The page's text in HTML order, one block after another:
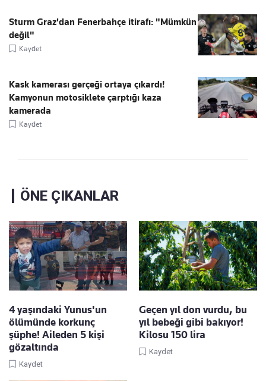
Sturm Graz'dan Fenerbahçe itirafı: "Mümkün
değil"
Kaydet
Kask kamerası gerçeği ortaya çıkardı!
Kamyonun motosiklete çarptığı kaza
kamerada
Kaydet
ÖNE ÇIKANLAR
4 yaşındaki Yunus'un
ölümünde korkunç
şüphe! Aileden 5 kişi
gözaltında
Kaydet
Geçen yıl don vurdu, bu
yıl bebeği gibi bakıyor!
Kilosu 150 lira
Kaydet